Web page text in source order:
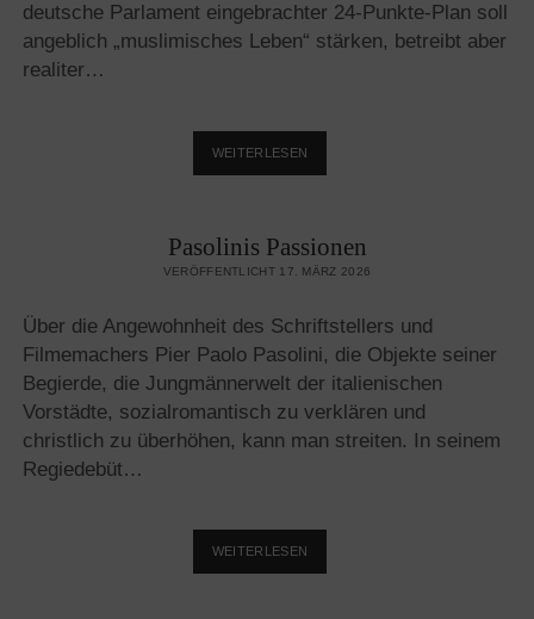
deutsche Parlament eingebrachter 24-Punkte-Plan soll
angeblich „muslimisches Leben“ stärken, betreibt aber
realiter…
WEITERLESEN
IM
ISLAMISIERUNG
DES
Pasolinis Passionen
VERÖFFENTLICHT 17. MÄRZ 2026
Über die Angewohnheit des Schriftstellers und
Filmemachers Pier Paolo Pasolini, die Objekte seiner
Begierde, die Jungmännerwelt der italienischen
Vorstädte, sozialromantisch zu verklären und
christlich zu überhöhen, kann man streiten. In seinem
Regiedebüt…
WEITERLESEN
PASSIONEN